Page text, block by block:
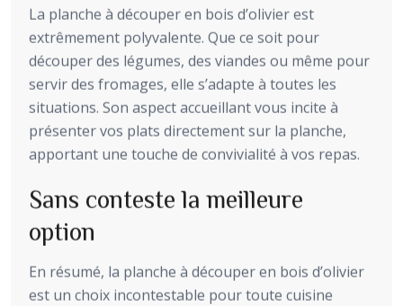
La planche à découper en bois d’olivier est
extrêmement polyvalente. Que ce soit pour
découper des légumes, des viandes ou même pour
servir des fromages, elle s’adapte à toutes les
situations. Son aspect accueillant vous incite à
présenter vos plats directement sur la planche,
apportant une touche de convivialité à vos repas.
Sans conteste la meilleure
option
En résumé, la planche à découper en bois d’olivier
est un choix incontestable pour toute cuisine